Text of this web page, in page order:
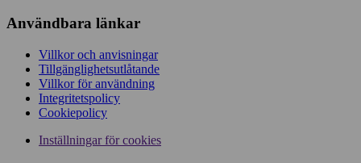
Användbara länkar
Villkor och anvisningar
Tillgänglighetsutlåtande
Villkor för användning
Integritetspolicy
Cookiepolicy
Inställningar för cookies